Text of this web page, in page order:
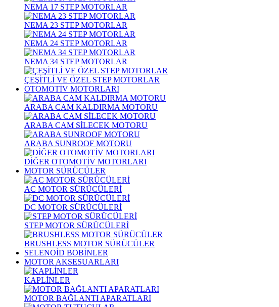
NEMA 17 STEP MOTORLAR
NEMA 23 STEP MOTORLAR
NEMA 24 STEP MOTORLAR
NEMA 34 STEP MOTORLAR
ÇEŞİTLİ VE ÖZEL STEP MOTORLAR
OTOMOTİV MOTORLARI
ARABA CAM KALDIRMA MOTORU
ARABA CAM SİLECEK MOTORU
ARABA SUNROOF MOTORU
DİĞER OTOMOTİV MOTORLARI
MOTOR SÜRÜCÜLER
AC MOTOR SÜRÜCÜLERİ
DC MOTOR SÜRÜCÜLERİ
STEP MOTOR SÜRÜCÜLERİ
BRUSHLESS MOTOR SÜRÜCÜLER
SELENOİD BOBİNLER
MOTOR AKSESUARLARI
KAPLİNLER
MOTOR BAĞLANTI APARATLARI